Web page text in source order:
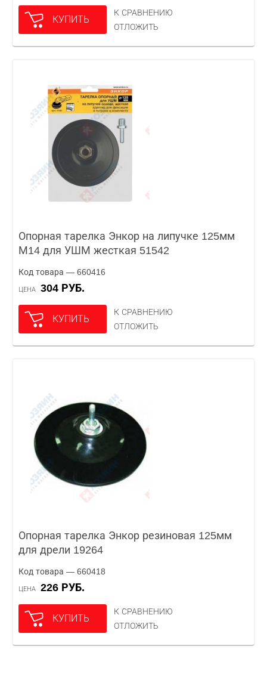
КУПИТЬ
К СРАВНЕНИЮ
ОТЛОЖИТЬ
Опорная тарелка Энкор на липучке 125мм
М14 для УШМ жесткая 51542
Код товара — 660416
ЦЕНА 304 РУБ.
КУПИТЬ
К СРАВНЕНИЮ
ОТЛОЖИТЬ
Опорная тарелка Энкор резиновая 125мм
для дрели 19264
Код товара — 660418
ЦЕНА 226 РУБ.
КУПИТЬ
К СРАВНЕНИЮ
ОТЛОЖИТЬ